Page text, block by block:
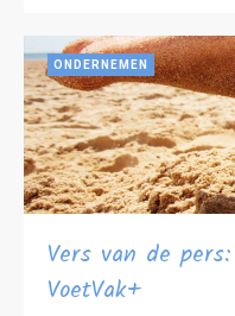
ONDERNEMEN
Vers van de
VoetVak+